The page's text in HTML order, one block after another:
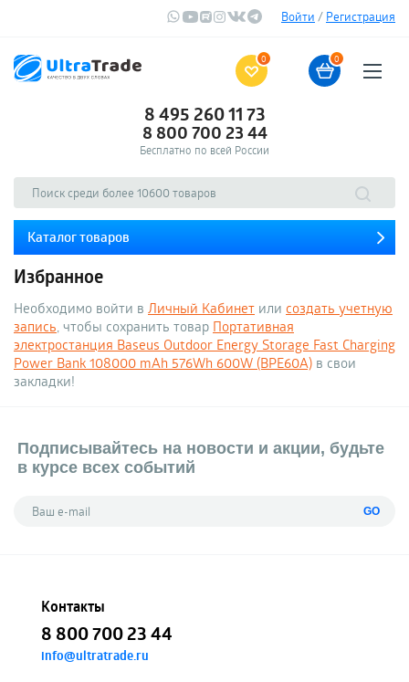
Войти / Регистрация
0 0
8 495 260 11 73
8 800 700 23 44
Бесплатно по всей России
Каталог товаров
Избранное
Необходимо войти в Личный Кабинет или создать учетную
запись, чтобы сохранить товар Портативная
электростанция Baseus Outdoor Energy Storage Fast Charging
Power Bank 108000 mAh 576Wh 600W (BPE60A) в свои
закладки!
Подписывайтесь на новости и акции, будьте
в курсе всех событий
GO
Контакты
8 800 700 23 44
info@ultratrade.ru